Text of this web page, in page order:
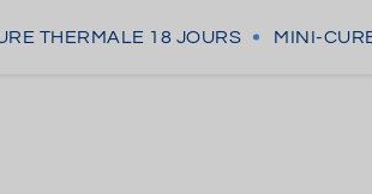
THERMALE 18 JOURS MINI-